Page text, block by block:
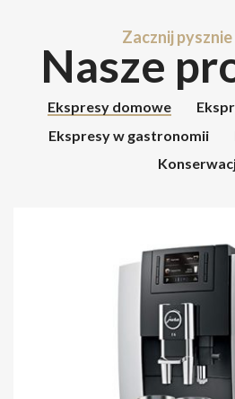
Zacznij
Nasze
Ekspresy domowe
Ekspresy w gastronomii